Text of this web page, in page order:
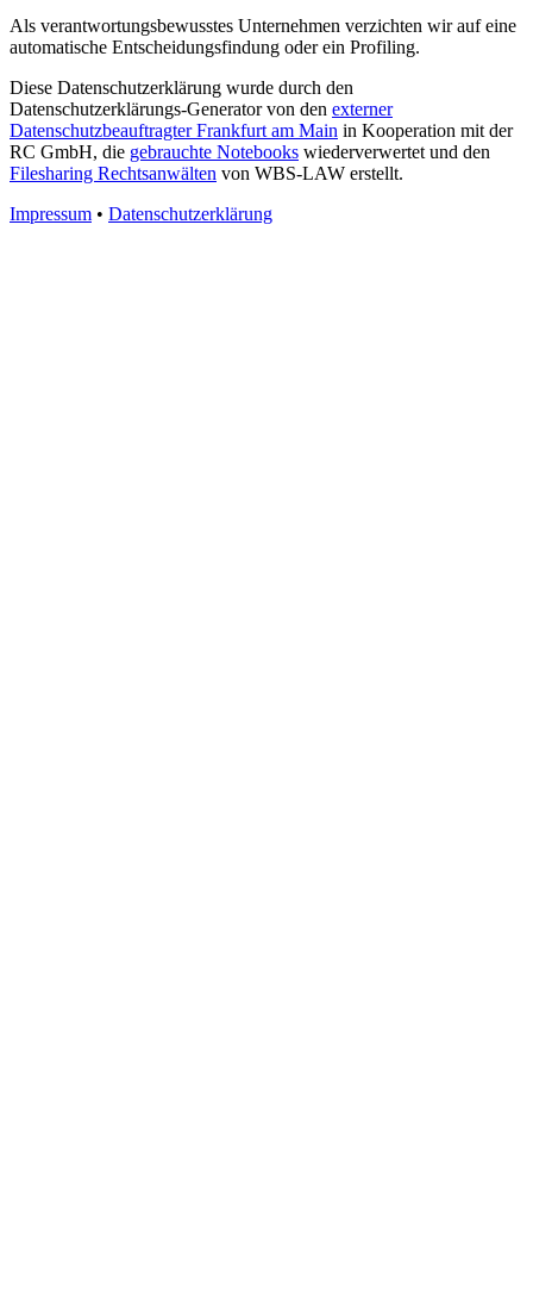
Als verantwortungsbewusstes Unternehmen verzichten wir auf eine
automatische Entscheidungsfindung oder ein Profiling.
Diese Datenschutzerklärung wurde durch den
Datenschutzerklärungs-Generator von den externer
Datenschutzbeauftragter Frankfurt am Main in Kooperation mit der
RC GmbH, die gebrauchte Notebooks wiederverwertet und den
Filesharing Rechtsanwälten von WBS-LAW erstellt.
Impressum • Datenschutzerklärung